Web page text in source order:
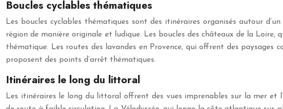
Boucles cyclables thématiques
Les boucles cyclables thématiques sont des itinéraires organisés autour
région de manière originale et ludique. Les boucles des châteaux de la
thématique. Les routes des lavandes en Provence, qui offrent des paysages
proposent des points d’arrêt thématiques.
Itinéraires le long du littoral
Les itinéraires le long du littoral offrent des vues imprenables sur la mer et